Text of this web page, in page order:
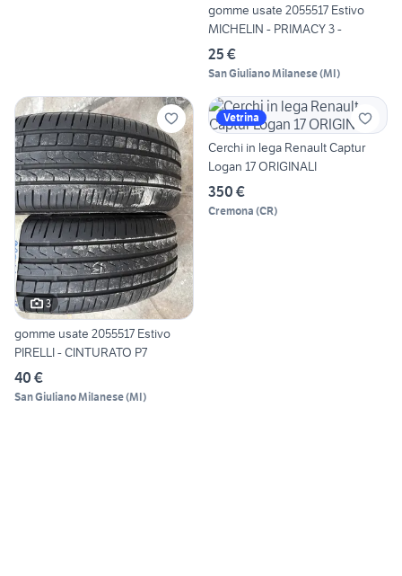
gomme usate 2055517 Estivo
MICHELIN - PRIMACY 3 -
25 €
San Giuliano Milanese(MI)
3
gomme usate 2055517 Estivo
PIRELLI - CINTURATO P7
40 €
San Giuliano Milanese(MI)
Vetrina
Cerchi in lega Renault Captur
Logan 17 ORIGINALI
350 €
Cremona (CR)